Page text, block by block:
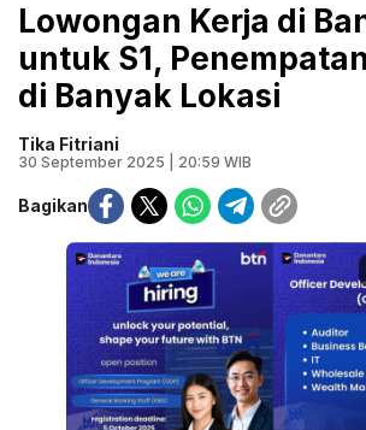
Lowongan Kerja di
untuk S1,
di Banyak Lokasi
Tika Fitriani
30 September 2025 | 20:59 WIB
Bagikan